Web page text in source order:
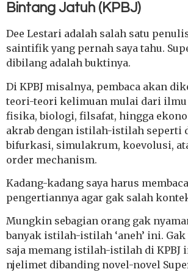
Bintang Jatuh (KPBJ)
Dee Lestari adalah salah satu
saintifik yang pernah saya tahu.
dibilang adalah buktinya.
Di KPBJ misalnya, pembaca akan
teori-teori kelimuan mulai dari
fisika, biologi, filsafat, hingga
akrab dengan istilah-istilah seperti
bifurkasi, simulakrum, koevolusi,
order mechanism.
Kadang-kadang saya harus
pengertiannya agar gak salah
Mungkin sebagian orang gak
banyak istilah-istilah ‘aneh’ ini.
saja memang istilah-istilah di KPBJ
njelimet dibanding novel-novel